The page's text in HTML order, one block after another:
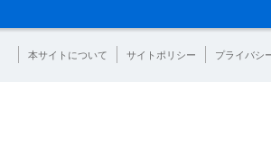
本サイトについて サイトポリシー プライバシ